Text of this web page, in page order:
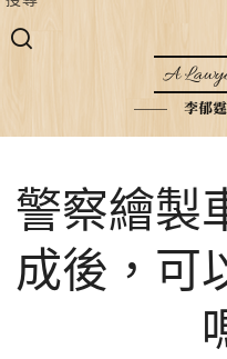
A
李郁
警察繪製
成後，可